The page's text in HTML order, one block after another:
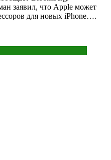
заявил, что Apple может
для новых iPhone….